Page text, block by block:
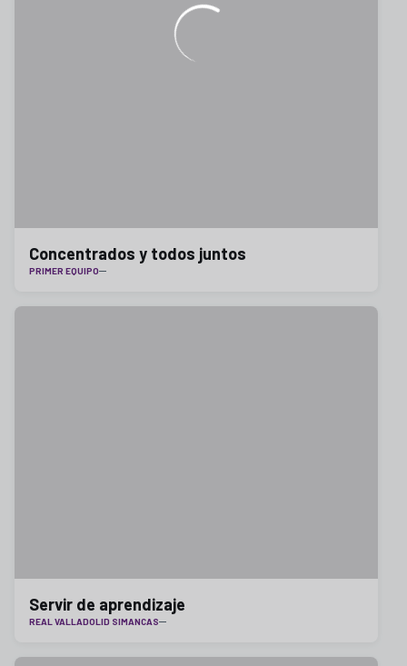
Concentrados y todos juntos
PRIMER EQUIPO
Servir de aprendizaje
REAL VALLADOLID SIMANCAS